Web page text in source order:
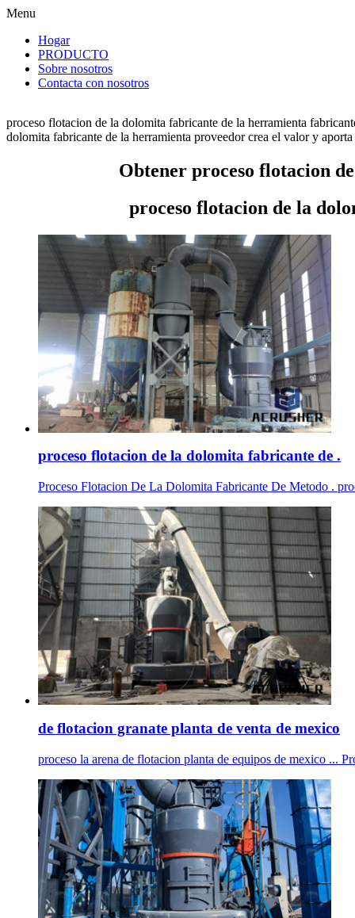
Menu
Hogar
PRODUCTO
Sobre nosotros
Contacta con nosotros
proceso flotacion de la dolomita fabricante de la herramienta
dolomita fabricante de la herramienta proveedor crea el valor y
Obtener proceso flotacion
proceso flotacion de la
proceso flotacion de la dolomita fabricante de .
Proceso Flotacion De La Dolomita Fabricante De Metodo .
de flotacion granate planta de venta de mexico
proceso la arena de flotacion planta de equipos de mexico ...